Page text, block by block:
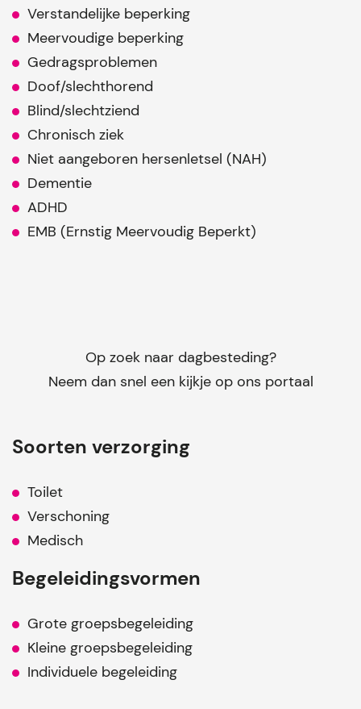
Verstandelijke beperking
Meervoudige beperking
Gedragsproblemen
Doof/slechthorend
Blind/slechtziend
Chronisch ziek
Niet aangeboren hersenletsel (NAH)
Dementie
ADHD
EMB (Ernstig Meervoudig Beperkt)
Op zoek naar dagbesteding?
Neem dan snel een kijkje op ons portaal
Soorten verzorging
Toilet
Verschoning
Medisch
Begeleidingsvormen
Grote groepsbegeleiding
Kleine groepsbegeleiding
Individuele begeleiding